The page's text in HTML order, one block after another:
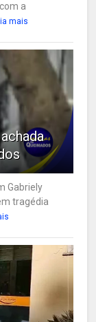
a
mais
Gabriely
tragédia